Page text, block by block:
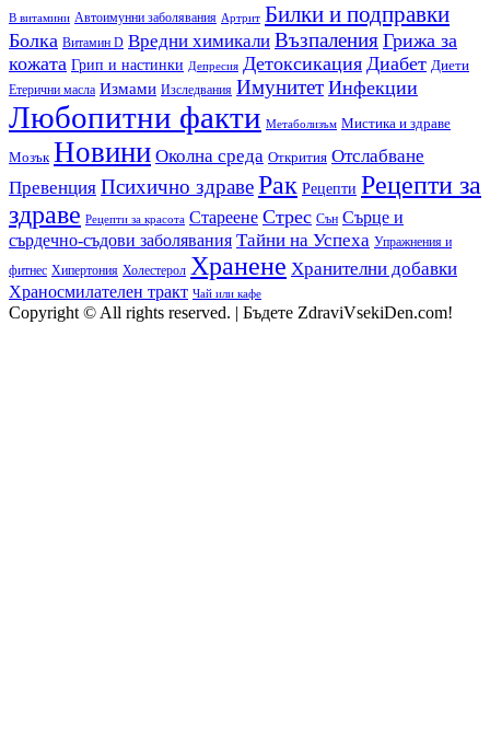
B витамини Автоимунни заболявания Артрит Билки и подправки
Болка Витамин D Вредни химикали Възпаления Грижа за
кожата Грип и настинки Депресия Детоксикация Диабет Диети
Етерични масла Измами Изследвания Имунитет Инфекции
Любопитни факти Метаболизъм Мистика и здраве
Мозък Новини Околна среда Открития Отслабване
Превенция Психично здравеРак Рецепти Рецепти за
здраве Рецепти за красота Стареене Стрес Сън Сърце и
сърдечно-съдови заболявания Тайни на Успеха Упражнения и
фитнес Хипертония Холестерол Хранене Хранителни добавки
Храносмилателен тракт Чай или кафе
Copyright © All rights reserved. | Бъдете ZdraviVsekiDen.com!